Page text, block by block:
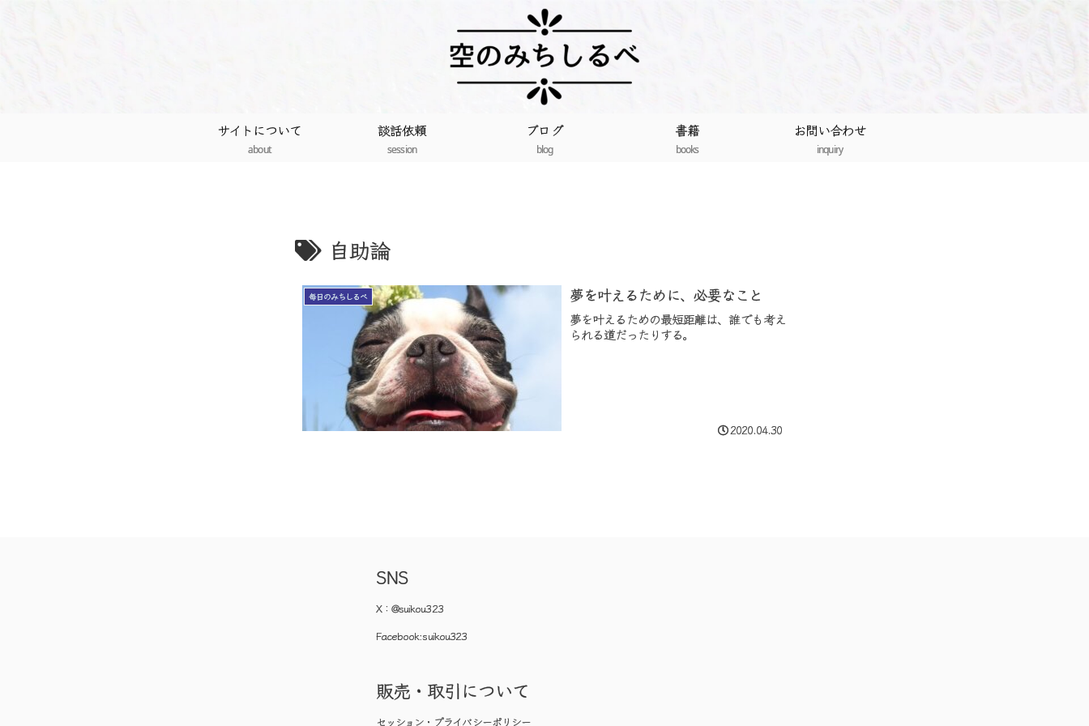
サイトについて
about
談話依頼
session
ブログ
blog
書籍
books
お問い合わせ
inquiry
自助論
毎日のみちしるべ 夢を叶えるために、必要なこと
夢を叶えるための最短距離は、誰でも考え
られる道だったりする。
2020.04.30
SNS
X：@suikou323
Facebook:suikou323
販売・取引について
セッション・プライバシーポリシー